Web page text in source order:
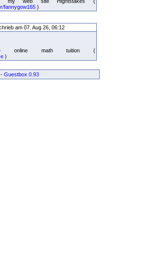
fannygow165 )
am 07. Aug 26, 06:12
online math tuition (
)
- Guestbox 0.93